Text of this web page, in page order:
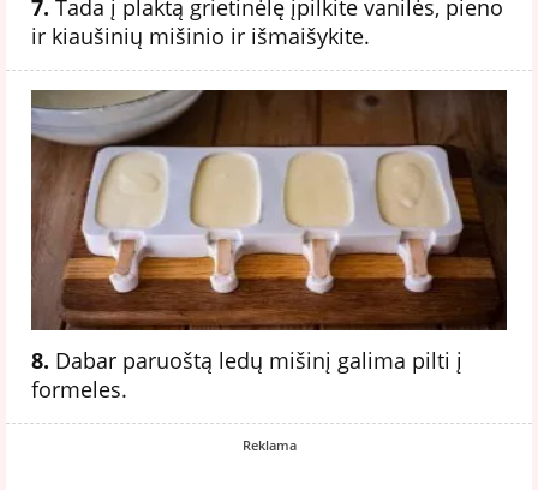
7. Tada į plaktą grietinėlę įpilkite vanilės, pieno
ir kiaušinių mišinio ir išmaišykite.
8. Dabar paruoštą ledų mišinį galima pilti į
formeles.
Reklama